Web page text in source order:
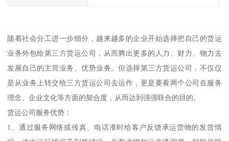
随着社会分工进一步细分，越来越多的企业开始选择把自己的货运
业务外包给第三方货运公司，从而腾出更多的人力、财力、物力去
发展自己的主营业务、优势业务。但选择第三方货运公司，不仅仅
是从业务上转交给三方货运公司去运作，更是要看两个公司在服务
理念、企业文化等方面的契合度，从而达到强强联合的目的。
货运公司服务优势：
1、通过服务网络或传真、电话准时给客户反馈承运货物的发货情